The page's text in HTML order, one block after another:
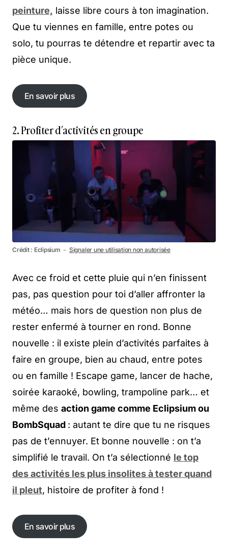
peinture, laisse libre cours à ton imagination.
Que tu viennes en famille, entre potes ou
solo, tu pourras te détendre et repartir avec ta
pièce unique.
En savoir plus
En savoir plus
2. Profiter d’activités en groupe
Crédit : Eclipsium － Signaler une utilisation non autorisée
Avec ce froid et cette pluie qui n’en finissent
pas, pas question pour toi d’aller affronter la
météo… mais hors de question non plus de
rester enfermé à tourner en rond. Bonne
nouvelle : il existe plein d’activités parfaites à
faire en groupe, bien au chaud, entre potes
ou en famille ! Escape game, lancer de hache,
soirée karaoké, bowling, trampoline park… et
même des action game comme Eclipsium ou
BombSquad : autant te dire que tu ne risques
pas de t’ennuyer. Et bonne nouvelle : on t’a
simplifié le travail. On t’a sélectionné le top
des activités les plus insolites à tester quand
il pleut, histoire de profiter à fond !
En savoir plus
En savoir plus